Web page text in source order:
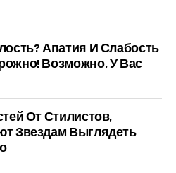
Апатия И Слабость
Возможно, У Вас
От Стилистов,
Звездам Выглядеть